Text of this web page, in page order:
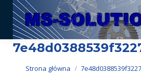
Jesteś tutaj:
Strona główna